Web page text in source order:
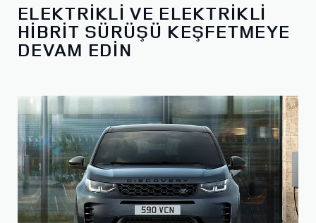
ELEKTRİKLİ VE ELEKTRİKLİ
HİBRİT SÜRÜŞÜ KEŞFETMEYE
DEVAM EDİN